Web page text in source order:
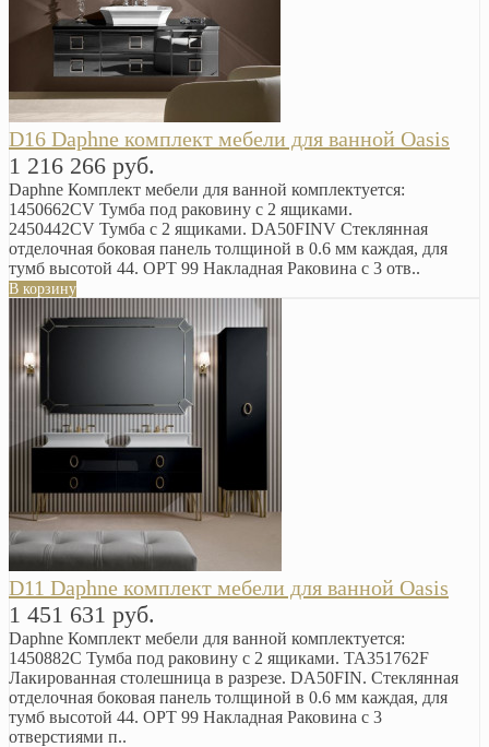
D16 Daphne комплект мебели для ванной Oasis
1 216 266 руб.
Daphne Комплект мебели для ванной комплектуется:
1450662CV Тумба под раковину с 2 ящиками.
2450442CV Тумба с 2 ящиками. DA50FINV Стеклянная
отделочная боковая панель толщиной в 0.6 мм каждая, для
тумб высотой 44. OPT 99 Накладная Раковина с 3 отв..
В корзину
D11 Daphne комплект мебели для ванной Oasis
1 451 631 руб.
Daphne Комплект мебели для ванной комплектуется:
1450882C Тумба под раковину с 2 ящиками. TA351762F
Лакированная столешница в разрезе. DA50FIN. Стеклянная
отделочная боковая панель толщиной в 0.6 мм каждая, для
тумб высотой 44. OPT 99 Накладная Раковина с 3
отверстиями п..